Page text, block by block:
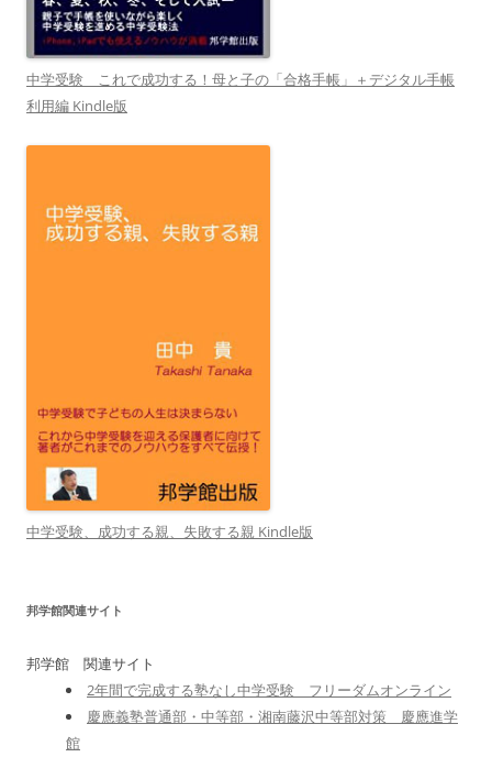
中学受験 これで成功する！母と子の「合格手帳」＋デジタル手帳
利用編 Kindle版
中学受験、成功する親、失敗する親 Kindle版
邦学館関連サイト
邦学館 関連サイト
2年間で完成する塾なし中学受験 フリーダムオンライン
慶應義塾普通部・中等部・湘南藤沢中等部対策 慶應進学
館